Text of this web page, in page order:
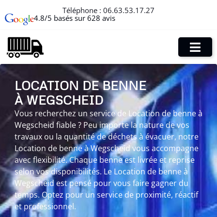
Téléphone : 06.63.53.17.27
4.8/5 basés sur 628 avis
LOCATION DE BENNE
À WEGSCHEID
Vous recherchez un service de Location de benne à
Wegscheid fiable ? Peu importe la nature de vos
travaux ou la quantité de déchets à évacuer, notre
Location de benne à Wegscheid vous accompagne
avec flexibilité. Chaque benne est livrée et reprise
selon vos disponibilités. Le Location de benne à
Wegscheid est pensé pour vous faire gagner du
temps. Optez pour un service de proximité, réactif
et professionnel.